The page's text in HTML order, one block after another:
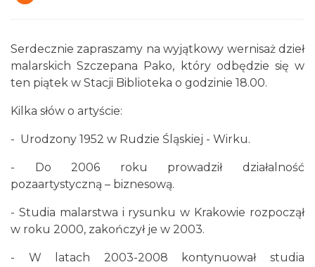
O zbożach, chlebie i ziołach
Chorzów
2026-08-23
6.25 km
Śląsko Wilijo
Chorzów
Serdecznie zapraszamy na wyjątkowy wernisaż dzieł
malarskich Szczepana Pako, który odbędzie się w
ten piątek w Stacji Biblioteka o godzinie 18.00.
Kilka słów o artyście:
- Urodzony 1952 w Rudzie Śląskiej - Wirku.
- Do 2006 roku prowadził działalność
pozaartystyczną – biznesową.
- Studia malarstwa i rysunku w Krakowie rozpoczął
w roku 2000, zakończył je w 2003.
- W latach 2003-2008 kontynuował studia